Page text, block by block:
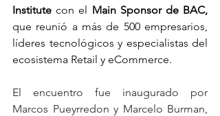
Institute con el Main Sponsor de BAC,
que reunió a más de 500 empresarios,
líderes tecnológicos y especialistas del
ecosistema Retail y eCommerce.
El encuentro fue inaugurado por
Marcos Pueyrredon y Marcelo Burman,